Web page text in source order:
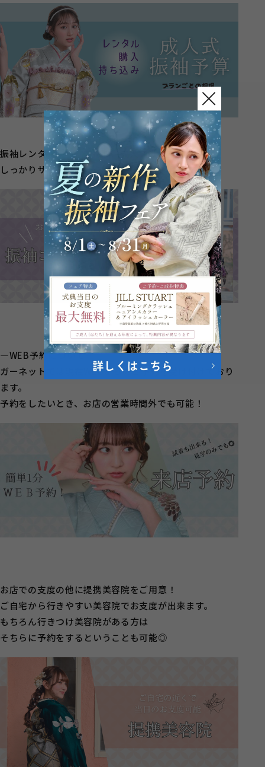
振袖レンタルから、前撮り、成人式当日支度まで
しっかりサポートで安心！振袖の種類も豊富です
―WEB予約について―
ガーネットでは現在WEBからのご予約を受け付けており
ます。
予約をしたいとき、お店の営業時間外でも可能！
お店での支度の他に提携美容院をご用意！
ご自宅から行きやすい美容院でお支度が出来ます。
もちろん行きつけ美容院がある方は
そちらに予約をするということも可能◎